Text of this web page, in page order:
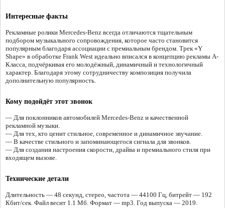
Интересные факты
Рекламные ролики Mercedes-Benz всегда отличаются тщательным
подбором музыкального сопровождения, которое часто становится
популярным благодаря ассоциации с премиальным брендом. Трек «Y
Shape» в обработке Frank West идеально вписался в концепцию рекламы A-
Класса, подчёркивая его молодёжный, динамичный и технологичный
характер. Благодаря этому сотрудничеству композиция получила
дополнительную популярность.
Кому подойдёт этот звонок
— Для поклонников автомобилей Mercedes-Benz и качественной
рекламной музыки.
— Для тех, кто ценит стильное, современное и динамичное звучание.
— В качестве стильного и запоминающегося сигнала для звонков.
— Для создания настроения скорости, драйва и премиального стиля при
входящем вызове.
Технические детали
Длительность — 48 секунд, стерео, частота — 44100 Гц, битрейт — 192
Кбит/сек. Файл весит 1.1 Мб. Формат — mp3. Год выпуска — 2019.